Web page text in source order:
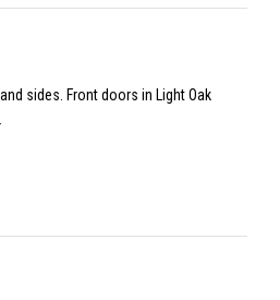
sides. Front doors in Light Oak